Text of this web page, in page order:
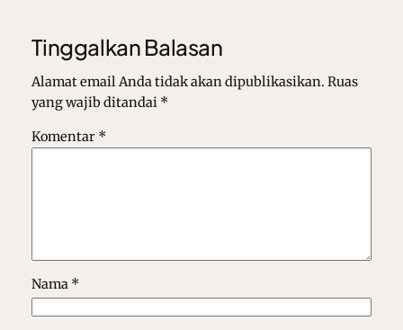
Tinggalkan Balasan
Alamat email Anda tidak akan dipublikasikan. Ruas
yang wajib ditandai *
Komentar *
Nama *